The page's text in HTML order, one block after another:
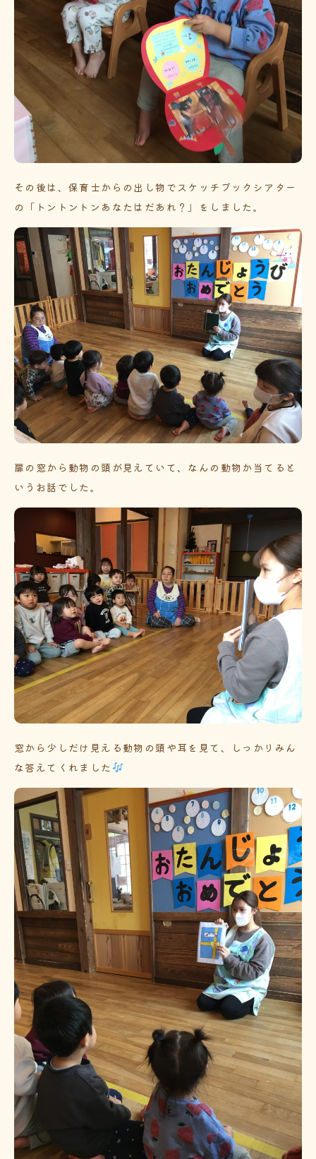
その後は、保育士からの出し物でスケッチブックシアター
の「トントントンあなたはだあれ？」をしました。
扉の窓から動物の頭が見えていて、なんの動物か当てると
いうお話でした。
窓から少しだけ見える動物の頭や耳を見て、しっかりみん
な答えてくれました